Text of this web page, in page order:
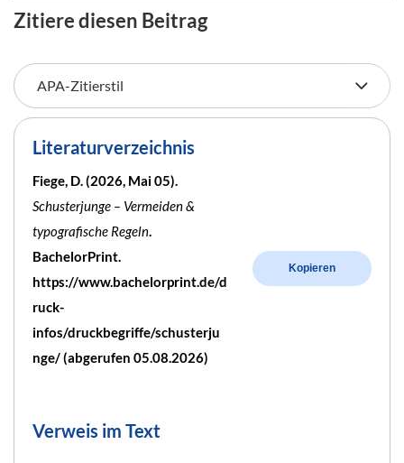
Zitiere diesen Beitrag
Literaturverzeichnis
Fiege, D. (2026, Mai 05).
Schusterjunge – Vermeiden &
typografische Regeln.
BachelorPrint.
https://www.bachelorprint.de/d
ruck-
infos/druckbegriffe/schusterju
nge/ (abgerufen 05.08.2026)
Kopieren
Verweis im Text